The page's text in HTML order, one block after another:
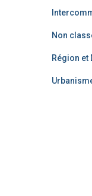
Non
Région et